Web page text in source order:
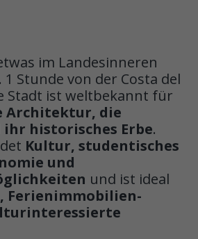
im Landesinneren
1 Stunde von der Costa del
Stadt ist weltbekannt für
Architektur, die
historisches Erbe.
Kultur, studentisches
und
und ist ideal
Ferienimmobilien-